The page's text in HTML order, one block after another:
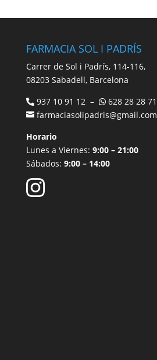
FARMACIA SOL I PADRÍS
Carrer de Sol i Padrís, 114-116,
08203 Sabadell, Barcelona
937 10 91 12 –
628 28 28 71
farmaciasolipadris@gmail.com
Horario
Lunes a Viernes: 9:00 – 21:00
Sábados: 9:00 – 14:00